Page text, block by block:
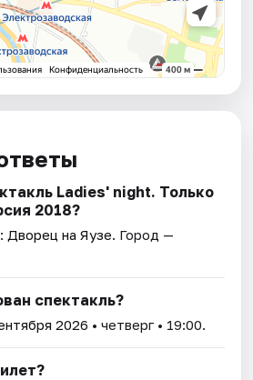
Ladies' night. Только
2018?
Дворец на Яузе. Город —
спектакль?
2026 • четверг • 19:00.